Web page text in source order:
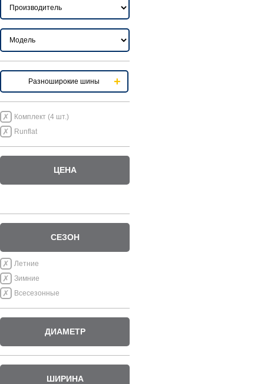
Разноширокие шины
Комплект (4 шт.)
Runflat
ЦЕНА
СЕЗОН
Летние
Зимние
Всесезонные
ДИАМЕТР
ШИРИНА